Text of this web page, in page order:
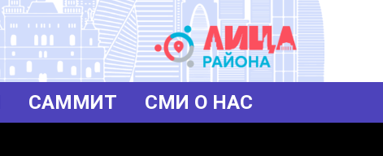
САММИТ СМИ О НАС